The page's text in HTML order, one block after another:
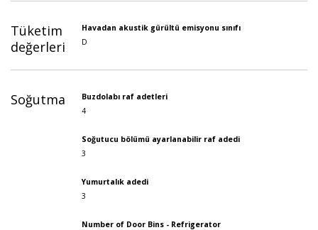
Tüketim
değerleri
Havadan akustik gürültü emisyonu sınıfı
D
Soğutma
Buzdolabı raf adetleri
4
Soğutucu bölümü ayarlanabilir raf adedi
3
Yumurtalık adedi
3
Number of Door Bins - Refrigerator